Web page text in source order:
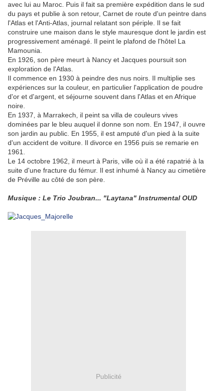
avec lui au Maroc. Puis il fait sa première expédition dans le sud
du pays et publie à son retour, Carnet de route d'un peintre dans
l'Atlas et l'Anti-Atlas, journal relatant son périple. Il se fait
construire une maison dans le style mauresque dont le jardin est
progressivement aménagé. Il peint le plafond de l'hôtel La
Mamounia.
En 1926, son père meurt à Nancy et Jacques poursuit son
exploration de l'Atlas.
Il commence en 1930 à peindre des nus noirs. Il multiplie ses
expériences sur la couleur, en particulier l'application de poudre
d'or et d'argent, et séjourne souvent dans l'Atlas et en Afrique
noire.
En 1937, à Marrakech, il peint sa villa de couleurs vives
dominées par le bleu auquel il donne son nom. En 1947, il ouvre
son jardin au public. En 1955, il est amputé d'un pied à la suite
d'un accident de voiture. Il divorce en 1956 puis se remarie en
1961.
Le 14 octobre 1962, il meurt à Paris, ville où il a été rapatrié à la
suite d'une fracture du fémur. Il est inhumé à Nancy au cimetière
de Préville au côté de son père.
Musique : Le Trio Joubran... "Laytana" Instrumental OUD
Publicité